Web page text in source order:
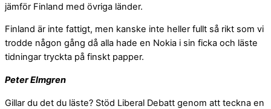
jämför Finland med övriga länder.
Finland är inte fattigt, men kanske inte heller fullt så rikt som vi
trodde någon gång då alla hade en Nokia i sin ficka och läste
tidningar tryckta på finskt papper.
Peter Elmgren
Gillar du det du läste? Stöd Liberal Debatt genom att teckna en